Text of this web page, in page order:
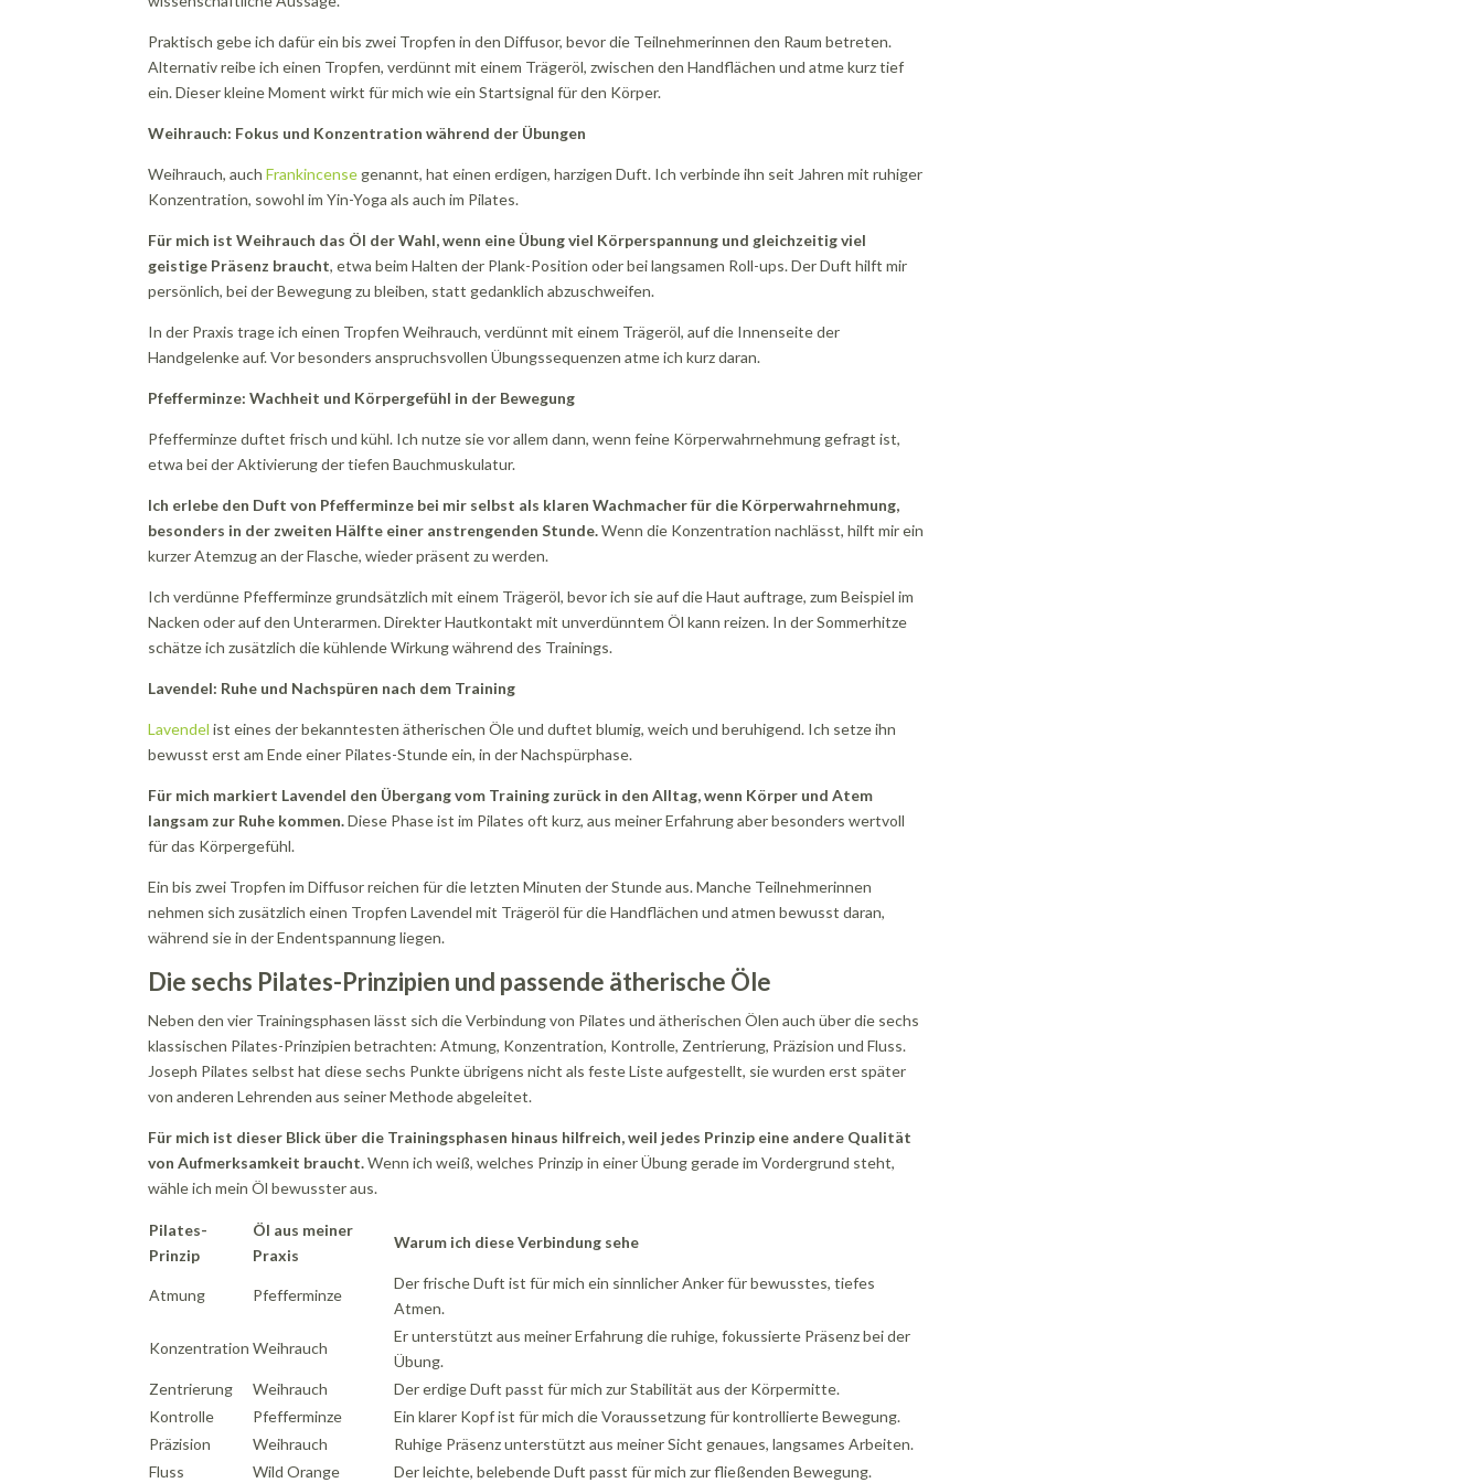
Praktisch gebe ich dafür ein bis zwei Tropfen in den Diffusor, bevor die Teilnehmerinnen den Raum betreten.
Alternativ reibe ich einen Tropfen, verdünnt mit einem Trägeröl, zwischen den Handflächen und atme kurz tief
ein. Dieser kleine Moment wirkt für mich wie ein Startsignal für den Körper.
Weihrauch: Fokus und Konzentration während der Übungen
Weihrauch, auchFrankincense genannt, hat einen erdigen, harzigen Duft. Ich verbinde ihn seit Jahren mit ruhiger
Konzentration, sowohl im Yin-Yoga als auch im Pilates.
Für mich ist Weihrauch das Öl der Wahl, wenn eine Übung viel Körperspannung und gleichzeitig viel
geistige Präsenz braucht, etwa beim Halten der Plank-Position oder bei langsamen Roll-ups. Der Duft hilft mir
persönlich, bei der Bewegung zu bleiben, statt gedanklich abzuschweifen.
In der Praxis trage ich einen Tropfen Weihrauch, verdünnt mit einem Trägeröl, auf die Innenseite der
Handgelenke auf. Vor besonders anspruchsvollen Übungssequenzen atme ich kurz daran.
Pfefferminze: Wachheit und Körpergefühl in der Bewegung
Pfefferminze duftet frisch und kühl. Ich nutze sie vor allem dann, wenn feine Körperwahrnehmung gefragt ist,
etwa bei der Aktivierung der tiefen Bauchmuskulatur.
Ich erlebe den Duft von Pfefferminze bei mir selbst als klaren Wachmacher für die Körperwahrnehmung,
besonders in der zweiten Hälfte einer anstrengenden Stunde.Wenn die Konzentration nachlässt, hilft mir ein
kurzer Atemzug an der Flasche, wieder präsent zu werden.
Ich verdünne Pfefferminze grundsätzlich mit einem Trägeröl, bevor ich sie auf die Haut auftrage, zum Beispiel im
Nacken oder auf den Unterarmen. Direkter Hautkontakt mit unverdünntem Öl kann reizen. In der Sommerhitze
schätze ich zusätzlich die kühlende Wirkung während des Trainings.
Lavendel: Ruhe und Nachspüren nach dem Training
Lavendel ist eines der bekanntesten ätherischen Öle und duftet blumig, weich und beruhigend. Ich setze ihn
bewusst erst am Ende einer Pilates-Stunde ein, in der Nachspürphase.
Für mich markiert Lavendel den Übergang vom Training zurück in den Alltag, wenn Körper und Atem
langsam zur Ruhe kommen.Diese Phase ist im Pilates oft kurz, aus meiner Erfahrung aber besonders wertvoll
für das Körpergefühl.
Ein bis zwei Tropfen im Diffusor reichen für die letzten Minuten der Stunde aus. Manche Teilnehmerinnen
nehmen sich zusätzlich einen Tropfen Lavendel mit Trägeröl für die Handflächen und atmen bewusst daran,
während sie in der Endentspannung liegen.
Die sechs Pilates-Prinzipien und passende ätherische Öle
Neben den vier Trainingsphasen lässt sich die Verbindung von Pilates und ätherischen Ölen auch über die sechs
klassischen Pilates-Prinzipien betrachten: Atmung, Konzentration, Kontrolle, Zentrierung, Präzision und Fluss.
Joseph Pilates selbst hat diese sechs Punkte übrigens nicht als feste Liste aufgestellt, sie wurden erst später
von anderen Lehrenden aus seiner Methode abgeleitet.
Für mich ist dieser Blick über die Trainingsphasen hinaus hilfreich, weil jedes Prinzip eine andere Qualität
von Aufmerksamkeit braucht.Wenn ich weiß, welches Prinzip in einer Übung gerade im Vordergrund steht,
wähle ich mein Öl bewusster aus.
Pilates-
Prinzip
Öl aus meiner
Praxis
Warum ich diese Verbindung sehe
Atmung Pfefferminze
Der frische Duft ist für mich ein sinnlicher Anker für bewusstes, tiefes
Atmen.
Konzentration Weihrauch
Er unterstützt aus meiner Erfahrung die ruhige, fokussierte Präsenz bei der
Übung.
Zentrierung
Weihrauch
Der erdige Duft passt für mich zur Stabilität aus der Körpermitte.
Kontrolle
Pfefferminze
Ein klarer Kopf ist für mich die Voraussetzung für kontrollierte Bewegung.
Präzision
Weihrauch
Ruhige Präsenz unterstützt aus meiner Sicht genaues, langsames Arbeiten.
Fluss
Wild Orange Der leichte, belebende Duft passt für mich zur fließenden Bewegung.